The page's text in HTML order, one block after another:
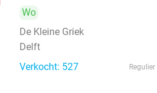
Wo
De Kleine Griek
Delft
Verkocht: 527 Regulier